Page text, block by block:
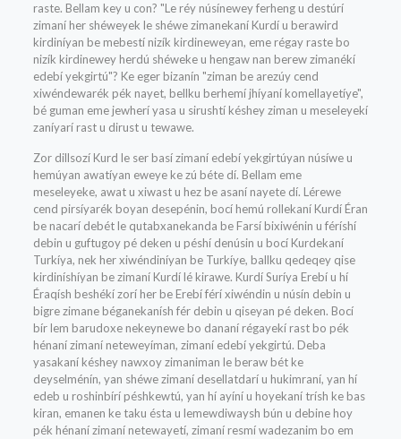
raste. Bellam key u con? "Le réy núsínewey ferheng u destúrí
zimaní her shéweyek le shéwe zimanekaní Kurdí u berawird
kirdiníyan be mebestí nizík kirdineweyan, eme régay raste bo
nizík kirdinewey herdú shéweke u hengaw nan berew zimanékí
edebí yekgirtú"? Ke eger bizanín "ziman be arezúy cend
xiwéndewarék pék nayet, bellku berhemí jhíyaní komellayetíye",
bé guman eme jewherí yasa u sirushtí késhey ziman u meseleyekí
zaníyarí rast u dirust u tewawe.
Zor dillsozí Kurd le ser basí zimaní edebí yekgirtúyan núsíwe u
hemúyan awatíyan eweye ke zú béte dí. Bellam eme
meseleyeke, awat u xiwast u hez be asaní nayete dí. Lérewe
cend pirsíyarék boyan desepénin, bocí hemú rollekaní Kurdí Éran
be nacarí debét le qutabxanekanda be Farsí bixiwénin u féríshí
debin u guftugoy pé deken u péshí denúsin u bocí Kurdekaní
Turkíya, nek her xiwéndiníyan be Turkíye, ballku qedeqey qise
kirdiníshíyan be zimaní Kurdí lé kirawe. Kurdí Suríya Erebí u hí
Éraqísh beshékí zorí her be Erebí férí xiwéndin u núsín debin u
bigre zimane béganekanísh fér debin u qiseyan pé deken. Bocí
bír lem barudoxe nekeynewe bo dananí régayekí rast bo pék
hénaní zimaní neteweyíman, zimaní edebí yekgirtú. Deba
yasakaní késhey nawxoy zimaniman le beraw bét ke
deyselménín, yan shéwe zimaní desellatdarí u hukimraní, yan hí
edeb u roshinbírí péshkewtú, yan hí ayíní u hoyekaní trísh ke bas
kiran, emanen ke taku ésta u lemewdiwaysh bún u debine hoy
pék hénaní zimaní netewayetí, zimaní resmí wadezanim bo em